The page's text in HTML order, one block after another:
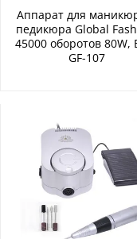
Аппарат для
педикюра Global
45000 оборотов 80W,
GF-107